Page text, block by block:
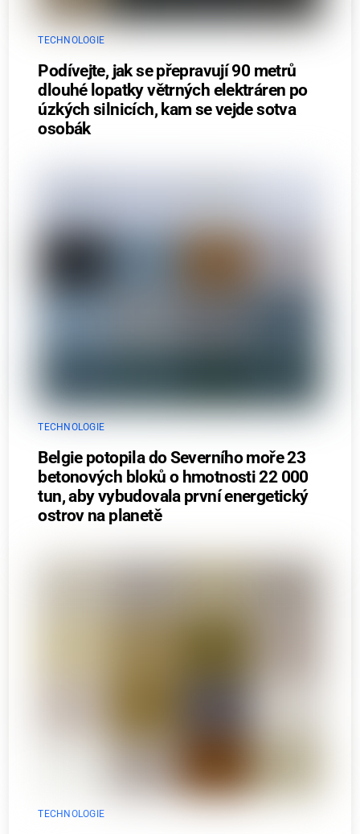
TECHNOLOGIE
Podívejte, jak se přepravují 90 metrů
dlouhé lopatky větrných elektráren po
úzkých silnicích, kam se vejde sotva
osobák
TECHNOLOGIE
Belgie potopila do Severního moře 23
betonových bloků o hmotnosti 22 000
tun, aby vybudovala první energetický
ostrov na planetě
TECHNOLOGIE